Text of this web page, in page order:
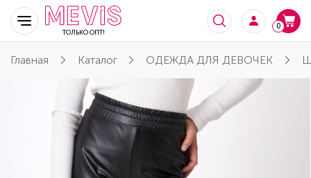
ТОЛЬКО ОПТ!
0
Главная Каталог ОДЕЖДА ДЛЯ ДЕВОЧЕК